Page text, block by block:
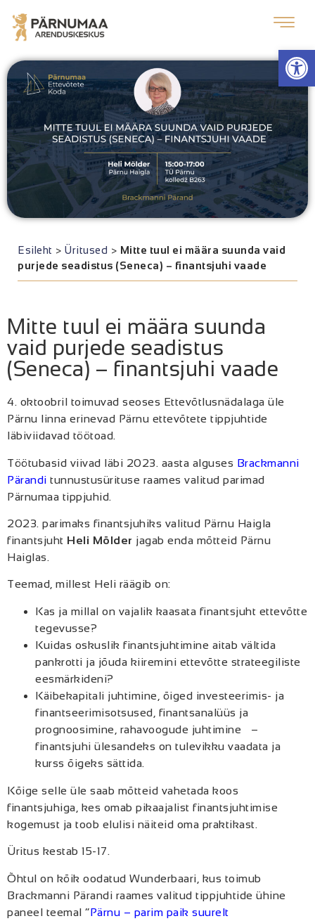
Esileht > Üritused > Mitte tuul ei määra suunda vaid
purjede seadistus (Seneca) – finantsjuhi vaade
Mitte tuul ei määra suunda
vaid purjede seadistus
(Seneca) – finantsjuhi vaade
4. oktoobril toimuvad seoses Ettevõtlusnädalaga üle
Pärnu linna erinevad Pärnu ettevõtete tippjuhtide
läbiviidavad töötoad.
Töötubasid viivad läbi 2023. aasta alguses Brackmanni
Pärandi tunnustusürituse raames valitud parimad
Pärnumaa tippjuhid.
2023. parimaks finantsjuhiks valitud Pärnu Haigla
finantsjuht Heli Mölder jagab enda mõtteid Pärnu
Haiglas.
Teemad, millest Heli räägib on:
Kas ja millal on vajalik kaasata finantsjuht ettevõtte
tegevusse?
Kuidas oskuslik finantsjuhtimine aitab vältida
pankrotti ja jõuda kiiremini ettevõtte strateegiliste
eesmärkideni?
Käibekapitali juhtimine, õiged investeerimis- ja
finantseerimisotsused, finantsanalüüs ja
prognoosimine, rahavoogude juhtimine –
finantsjuhi ülesandeks on tulevikku vaadata ja
kurss õigeks sättida.
Kõige selle üle saab mõtteid vahetada koos
finantsjuhiga, kes omab pikaajalist finantsjuhtimise
kogemust ja toob elulisi näiteid oma praktikast.
Üritus kestab 15-17.
Õhtul on kõik oodatud Wunderbaari, kus toimub
Brackmanni Pärandi raames valitud tippjuhtide ühine
paneel teemal “Pärnu – parim paik suurelt